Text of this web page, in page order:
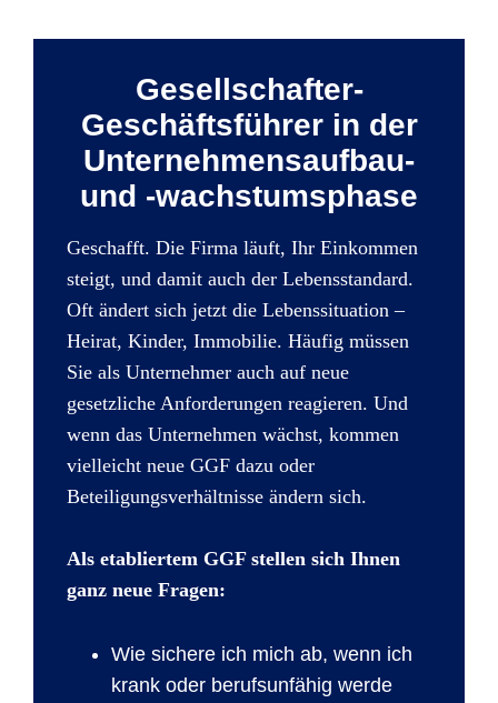
Gesellschafter-
Geschäftsführer in der
Unternehmensaufbau-
und -wachstumsphase
Geschafft. Die Firma läuft, Ihr Einkommen
steigt, und damit auch der Lebensstandard.
Oft ändert sich jetzt die Lebenssituation –
Heirat, Kinder, Immobilie. Häufig müssen
Sie als Unternehmer auch auf neue
gesetzliche Anforderungen reagieren. Und
wenn das Unternehmen wächst, kommen
vielleicht neue GGF dazu oder
Beteiligungsverhältnisse ändern sich.
Als etabliertem GGF stellen sich Ihnen
ganz neue Fragen:
Wie sichere ich mich ab, wenn ich
krank oder berufsunfähig werde